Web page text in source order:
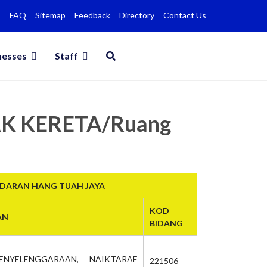
FAQ Sitemap Feedback Directory Contact Us
Staff
KERETA/Ruang
HANG TUAH JAYA
KOD
BIDANG
NAIKTARAF
221506